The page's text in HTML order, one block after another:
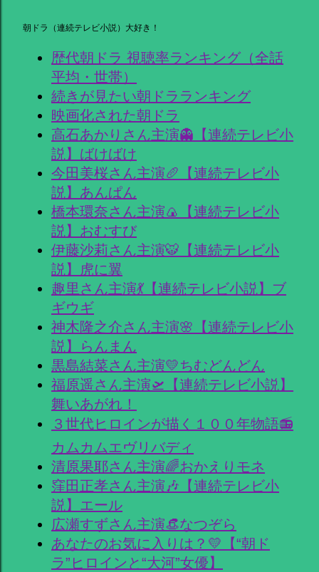
朝ドラ（連続テレビ小説）大好き！
歴代朝ドラ 視聴率ランキング（全話
平均・世帯）
続きが見たい朝ドラランキング
映画化された朝ドラ
高石あかりさん主演👻【連続テレビ小
説】ばけばけ
今田美桜さん主演🥖【連続テレビ小
説】あんぱん
橋本環奈さん主演🍙【連続テレビ小
説】おむすび
伊藤沙莉さん主演🐯【連続テレビ小
説】虎に翼
趣里さん主演💃【連続テレビ小説】ブ
ギウギ
神木隆之介さん主演🌸【連続テレビ小
説】らんまん
黒島結菜さん主演💛ちむどんどん
福原遥さん主演🛫【連続テレビ小説】
舞いあがれ！
３世代ヒロインが描く１００年物語📻
カムカムエヴリバディ
清原果耶さん主演🌈おかえりモネ
窪田正孝さん主演🎶【連続テレビ小
説】エール
広瀬すずさん主演👒なつぞら
あなたのお気に入りは？💛【“朝ド
ラ”ヒロインと“大河”女優】